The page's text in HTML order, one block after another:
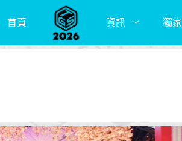
首頁 資訊 獨家